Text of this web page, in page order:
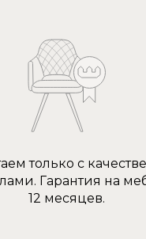
только с
Гарантия на
12 месяцев.